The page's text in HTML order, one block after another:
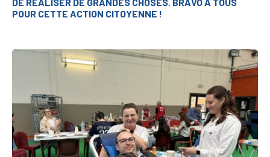
POUR CETTE ACTION CITOYENNE !